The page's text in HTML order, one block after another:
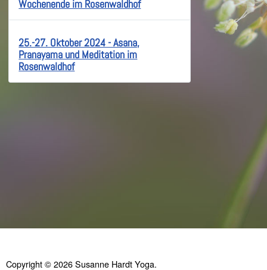
Wochenende im Rosenwaldhof
25.-27. Oktober 2024 - Asana,
Pranayama und Meditation im
Rosenwaldhof
Copyright © 2026 Susanne Hardt Yoga.